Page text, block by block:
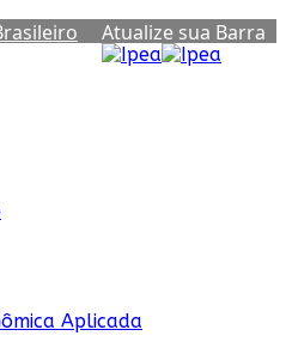
Atualize sua Barra
Aplicada